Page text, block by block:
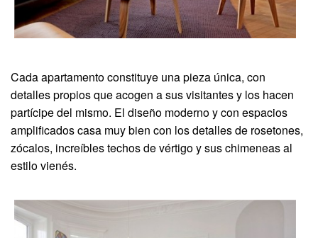
Cada apartamento constituye una pieza única, con
detalles propios que acogen a sus visitantes y los hacen
partícipe del mismo. El diseño moderno y con espacios
amplificados casa muy bien con los detalles de rosetones,
zócalos, increíbles techos de vértigo y sus chimeneas al
estilo vienés.